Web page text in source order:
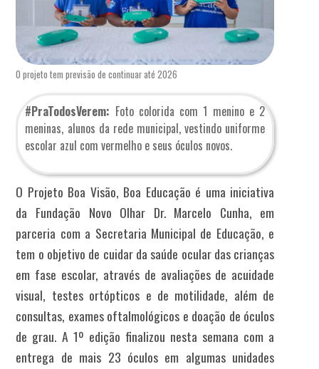
O projeto tem previsão de continuar até 2026
#PraTodosVerem: Foto colorida com 1 menino e 2
meninas, alunos da rede municipal, vestindo uniforme
escolar azul com vermelho e seus óculos novos.
O Projeto Boa Visão, Boa Educação é uma iniciativa
da Fundação Novo Olhar Dr. Marcelo Cunha, em
parceria com a Secretaria Municipal de Educação, e
tem o objetivo de cuidar da saúde ocular das crianças
em fase escolar, através de avaliações de acuidade
visual, testes ortópticos e de motilidade, além de
consultas, exames oftalmológicos e doação de óculos
de grau. A 1º edição finalizou nesta semana com a
entrega de mais 23 óculos em algumas unidades